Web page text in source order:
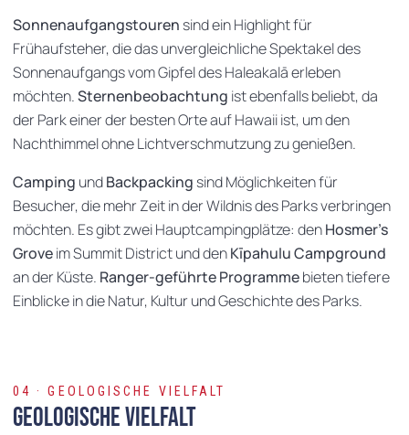
Sonnenaufgangstouren sind ein Highlight für
Frühaufsteher, die das unvergleichliche Spektakel des
Sonnenaufgangs vom Gipfel des Haleakalā erleben
möchten.Sternenbeobachtung ist ebenfalls beliebt, da
der Park einer der besten Orte auf Hawaii ist, um den
Nachthimmel ohne Lichtverschmutzung zu genießen.
Camping undBackpacking sind Möglichkeiten für
Besucher, die mehr Zeit in der Wildnis des Parks verbringen
möchten. Es gibt zwei Hauptcampingplätze: denHosmer’s
Groveim Summit District und denKīpahulu Campground
an der Küste. Ranger-geführte Programmebieten tiefere
Einblicke in die Natur, Kultur und Geschichte des Parks.
04 · GEOLOGISCHE VIELFALT
Geologische Vielfalt